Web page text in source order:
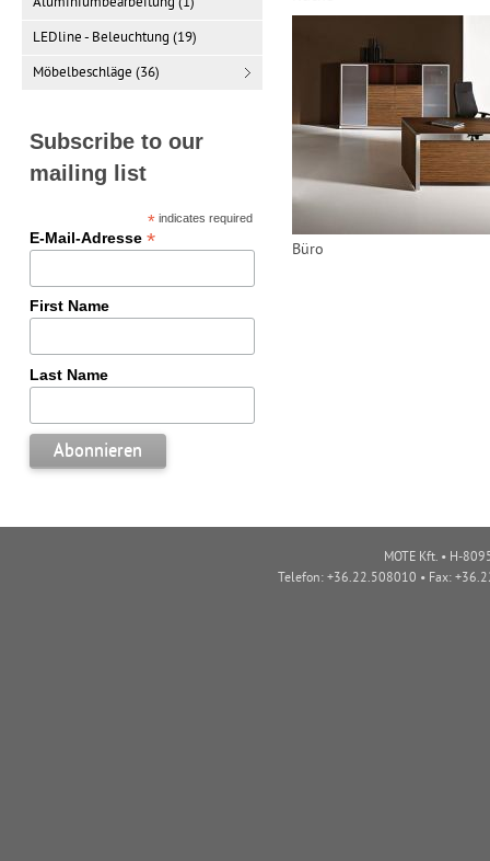
Büro
LEDline - Beleuchtung (19)
Möbelbeschläge (36)
Subscribe to our
mailing list
* indicates required
E-Mail-Adresse *
First Name
Last Name
MOTE Kft. • H-
Telefon: +36.22.508010 • Fax: